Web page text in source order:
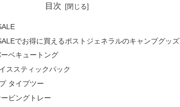
目次
でお得に買えるポストジェネラルのキャンプグッズ
ベキュートング
ススティックパック
タイプツー
ビングトレー